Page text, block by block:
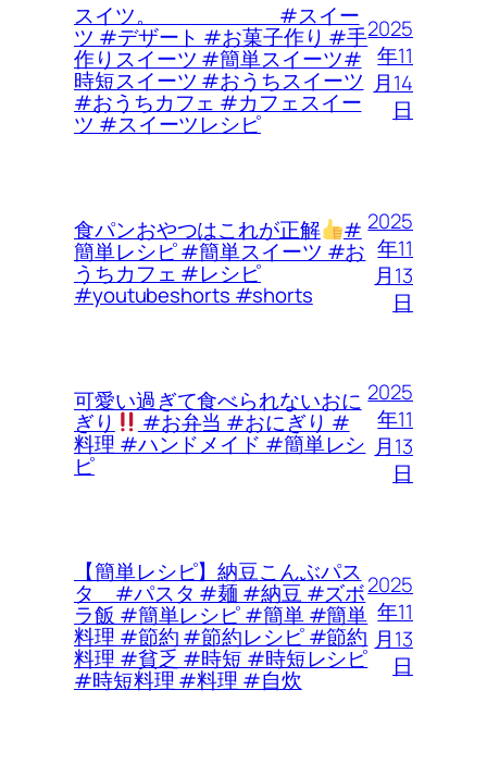
スイツ。 #スイー
ツ #デザート #お菓子作り #手
作りスイーツ #簡単スイーツ#
時短スイーツ #おうちスイーツ
#おうちカフェ #カフェスイー
ツ #スイーツレシピ
2025
年11
月14
日
食パンおやつはこれが正解 #
簡単レシピ #簡単スイーツ #お
うちカフェ #レシピ
#youtubeshorts #shorts
2025
年11
月13
日
可愛い過ぎて食べられないおに
ぎり #お弁当 #おにぎり #
料理 #ハンドメイド #簡単レシ
ピ
2025
年11
月13
日
【簡単レシピ】納豆こんぶパス
タ #パスタ #麺 #納豆 #ズボ
ラ飯 #簡単レシピ #簡単 #簡単
料理 #節約 #節約レシピ #節約
料理 #貧乏 #時短 #時短レシピ
#時短料理 #料理 #自炊
2025
年11
月13
日